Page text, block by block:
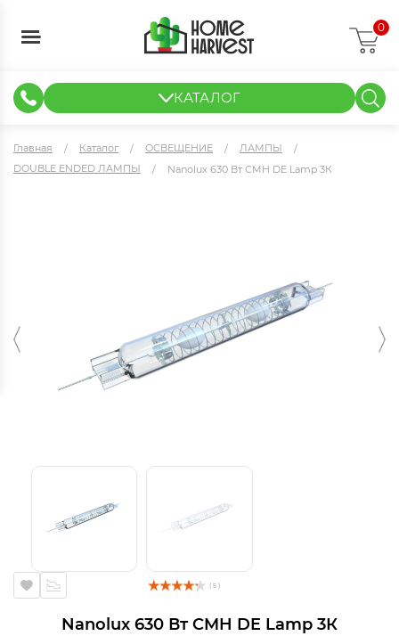
0
КАТАЛОГ
Главная Каталог ОСВЕЩЕНИЕ
ЛАМПЫ
DOUBLE ENDED ЛАМПЫ
Nanolux 630 Вт CMH DE Lamp 3К
( 5 )
Nanolux 630 Вт CMH DE Lamp 3К